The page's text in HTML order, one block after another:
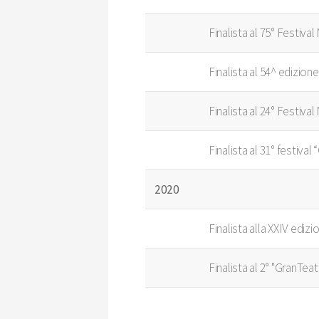
Finalista al 75°
Finalista al 54^
Finalista al 24°
Finalista al 31° festival
2020
Finalista alla XXIV
Finalista al 2°